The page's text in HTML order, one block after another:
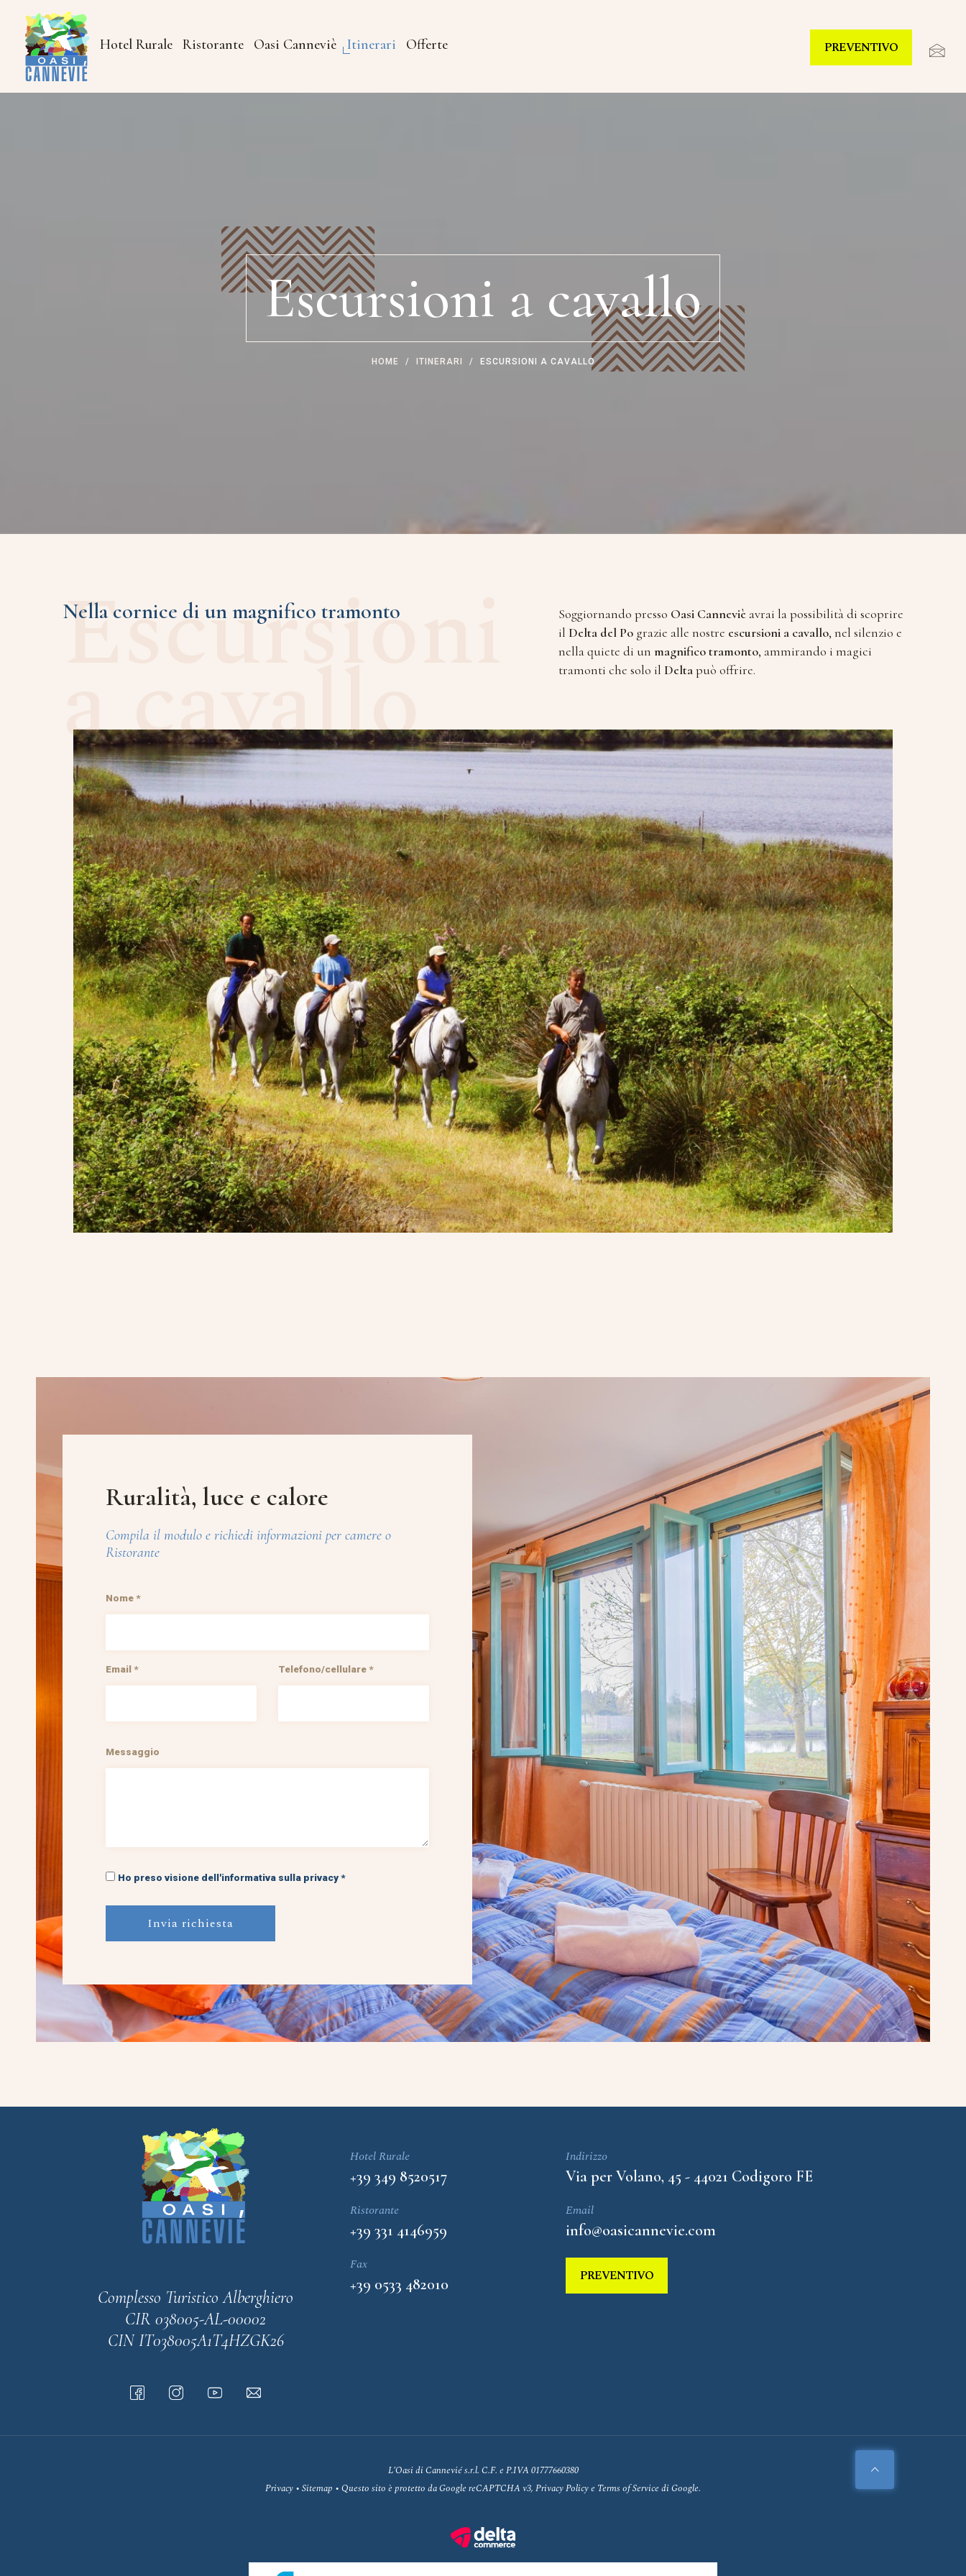
Hotel Rurale Ristorante Oasi Canneviè Itinerari Offerte PREVENTIVO
Escursioni a cavallo
HOME ITINERARI ESCURSIONI A CAVALLO
Escursioni
a cavallo
Nella cornice di un magnifico tramonto Soggiornando presso Oasi Canneviè avrai la possibilità di scoprire
il Delta del Po grazie alle nostre escursioni a cavallo, nel silenzio e
nella quiete di un magnifico tramonto, ammirando i magici
tramonti che solo il Deltapuò offrire.
Ruralità, luce e calore
Compila il modulo e richiedi informazioni per camere o
Ristorante
Nome *
Email * Telefono/cellulare *
Messaggio
Ho preso visione dell'informativa sulla privacy *
Invia richiesta
Complesso Turistico Alberghiero
CIR 038005-AL-00002
CIN IT038005A1T4HZGK26
Hotel Rurale
+39 349 8520517
Ristorante
+39 331 4146959
Fax
+39 0533 482010
Indirizzo
Via per Volano, 45 - 44021 Codigoro FE
Email
info@oasicannevie.com
PREVENTIVO
L’Oasi di Cannevié s.r.l. C.F. e P.IVA 01777660380
Privacy • Sitemap • Questo sito è protetto da Google reCAPTCHA v3, Privacy Policye Terms of Service di Google.